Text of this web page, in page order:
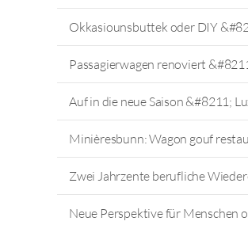
Okkasiounsbuttek oder DIY
Passagierwagen renoviert
Auf in die neue Saison &#8211;
Minièresbunn: Wagon gouf
Zwei Jahrzente berufliche
Neue Perspektive für Menschen